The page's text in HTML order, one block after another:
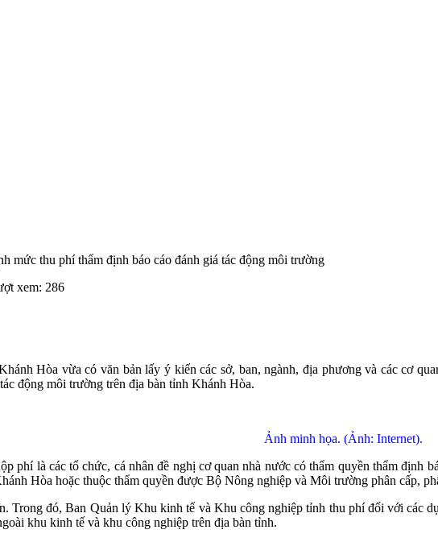
mức thu phí thẩm định báo cáo đánh giá tác động môi trường
xem: 286
Hòa vừa có văn bản lấy ý kiến các sở, ban, ngành, địa phương và các cơ
động môi trường trên địa bàn tỉnh Khánh Hòa.
Ảnh minh họa. (Ảnh: Internet).
phí là các tổ chức, cá nhân đề nghị cơ quan nhà nước có thẩm quyền thẩm định
Hòa hoặc thuộc thẩm quyền được Bộ Nông nghiệp và Môi trường phân cấp,
Trong đó, Ban Quản lý Khu kinh tế và Khu công nghiệp tỉnh thu phí đối với các
khu kinh tế và khu công nghiệp trên địa bàn tỉnh.